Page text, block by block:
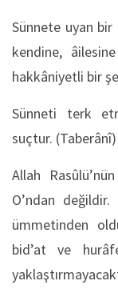
Sünnete uyan bir
kendine,
hakkâniyetli bir
Sünneti terk
suçtur. (Taberânî)
Allah
O’ndan
ümmetinden
bid’at ve